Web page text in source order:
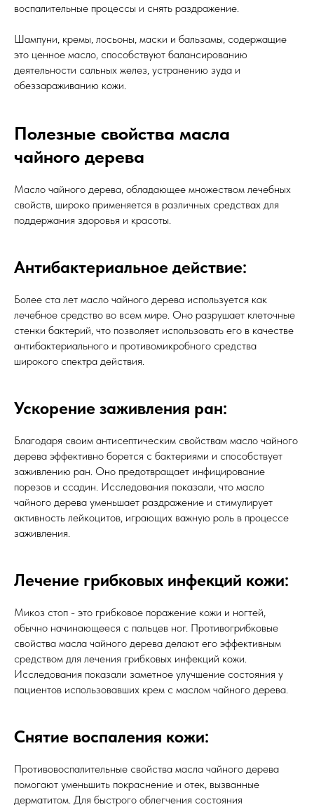
воспалительные процессы и снять раздражение.
Шампуни, кремы, лосьоны, маски и бальзамы, содержащие
это ценное масло, способствуют балансированию
деятельности сальных желез, устранению зуда и
обеззараживанию кожи.
Полезные свойства масла
чайного дерева
Масло чайного дерева, обладающее множеством лечебных
свойств, широко применяется в различных средствах для
поддержания здоровья и красоты.
Антибактериальное действие:
Более ста лет масло чайного дерева используется как
лечебное средство во всем мире. Оно разрушает клеточные
стенки бактерий, что позволяет использовать его в качестве
антибактериального и противомикробного средства
широкого спектра действия.
Ускорение заживления ран:
Благодаря своим антисептическим свойствам масло чайного
дерева эффективно борется с бактериями и способствует
заживлению ран. Оно предотвращает инфицирование
порезов и ссадин. Исследования показали, что масло
чайного дерева уменьшает раздражение и стимулирует
активность лейкоцитов, играющих важную роль в процессе
заживления.
Лечение грибковых инфекций кожи:
Микоз стоп - это грибковое поражение кожи и ногтей,
обычно начинающееся с пальцев ног. Противогрибковые
свойства масла чайного дерева делают его эффективным
средством для лечения грибковых инфекций кожи.
Исследования показали заметное улучшение состояния у
пациентов использовавших крем с маслом чайного дерева.
Снятие воспаления кожи:
Противовоспалительные свойства масла чайного дерева
помогают уменьшить покраснение и отек, вызванные
дерматитом. Для быстрого облегчения состояния